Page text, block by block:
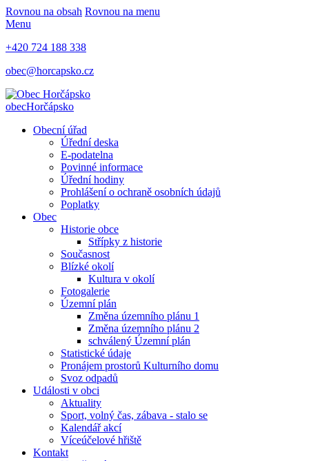
Rovnou na obsah Rovnou na menu
Menu
+420 724 188 338
obec@horcapsko.cz
obecHorčápsko
Obecní úřad
Úřední deska
E-podatelna
Povinné informace
Úřední hodiny
Prohlášení o ochraně osobních údajů
Poplatky
Obec
Historie obce
Střípky z historie
Současnost
Blízké okolí
Kultura v okolí
Fotogalerie
Územní plán
Změna územního plánu 1
Změna územního plánu 2
schválený Územní plán
Statistické údaje
Pronájem prostorů Kulturního domu
Svoz odpadů
Události v obci
Aktuality
Sport, volný čas, zábava - stalo se
Kalendář akcí
Víceúčelové hřiště
Kontakt